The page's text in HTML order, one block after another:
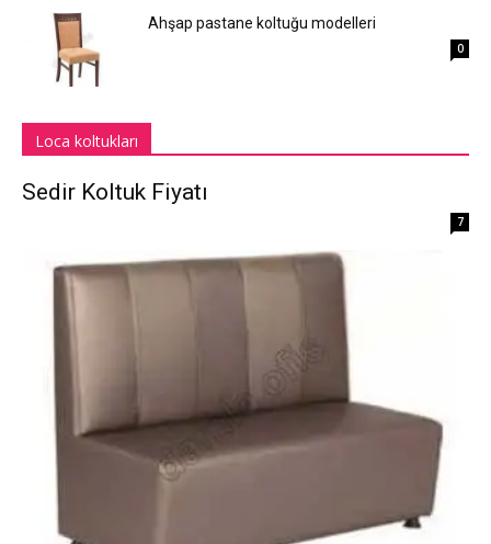
Ahşap pastane koltuğu modelleri
0
Loca koltukları
Sedir Koltuk Fiyatı
7